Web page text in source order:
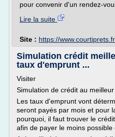
pour convenir d'un rendez-
Lire la suite
Site : https://www.courtiprets.fr
Simulation crédit
taux d'emprunt ...
Visiter
Simulation de crédit au
Les taux d'emprunt vont
seront payés par mois et pour
pourquoi, il faut trouver le
afin de payer le moins possible